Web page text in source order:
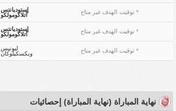
إستوديانتس
أتلاكومولكو
* توقيت الهدف غير متاح
إستوديانتس
أتلاكومولكو
* توقيت الهدف غير متاح
ليونيس
ويكسكيلوكان
* توقيت الهدف غير متاح
نهاية المباراة (نهاية المباراة) إحصائيات